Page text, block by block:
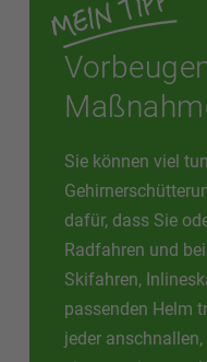
Sie können viel
dafür, dass Sie
Radfahren und
Skifahren,
passenden Helm
jeder